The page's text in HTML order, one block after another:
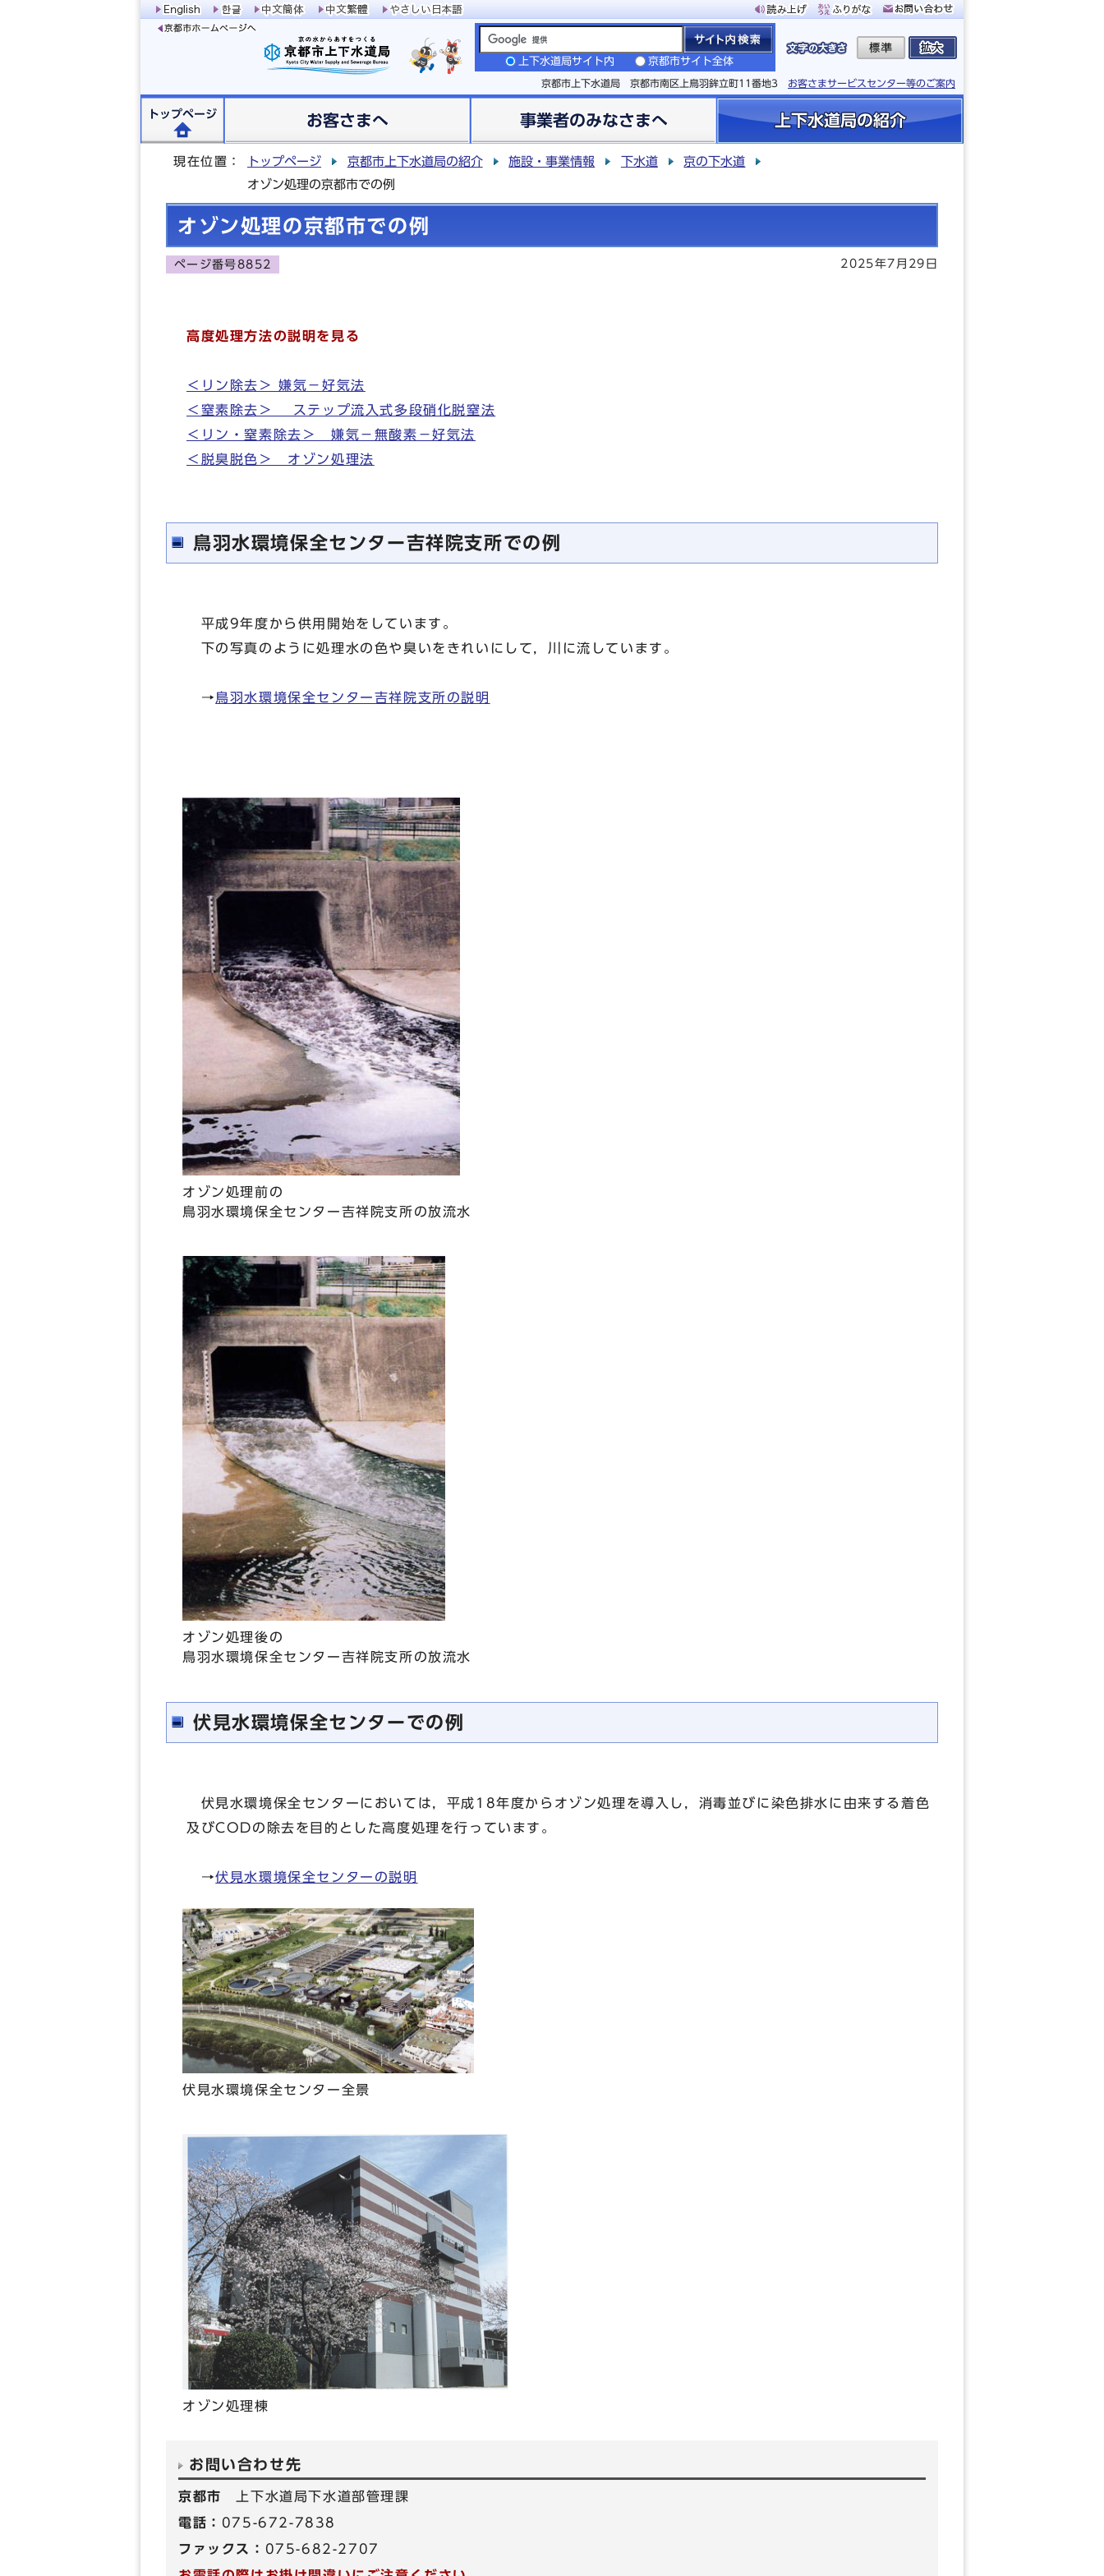
上下水道局サイト内 京都市サイト全体
京都市上下水道局 京都市南区上鳥羽鉾立町11番地3 お客さまサービスセンター等のご案内
トップページ お客さまへ 事業者のみなさまへ 上下水道局の紹介
現在位置： トップページ 京都市上下水道局の紹介 施設・事業情報 下水道
京の下水道
オゾン処理の京都市での例
オゾン処理の京都市での例
ページ番号8852 2025年7月29日
高度処理方法の説明を見る
＜リン除去＞ 嫌気－好気法
＜窒素除去＞ ステップ流入式多段硝化脱窒法
＜リン・窒素除去＞ 嫌気－無酸素－好気法
＜脱臭脱色＞ オゾン処理法
鳥羽水環境保全センター吉祥院支所での例
平成9年度から供用開始をしています。
下の写真のように処理水の色や臭いをきれいにして，川に流しています。
→鳥羽水環境保全センター吉祥院支所の説明
オゾン処理前の
鳥羽水環境保全センター吉祥院支所の放流水
オゾン処理後の
鳥羽水環境保全センター吉祥院支所の放流水
伏見水環境保全センターでの例
伏見水環境保全センターにおいては，平成18年度からオゾン処理を導入し，消毒並びに染色排水に由来する着色
及びCODの除去を目的とした高度処理を行っています。
→伏見水環境保全センターの説明
伏見水環境保全センター全景
オゾン処理棟
お問い合わせ先
京都市
上下水道局下水道部管理課
電話： 075-672-7838
ファックス： 075-682-2707